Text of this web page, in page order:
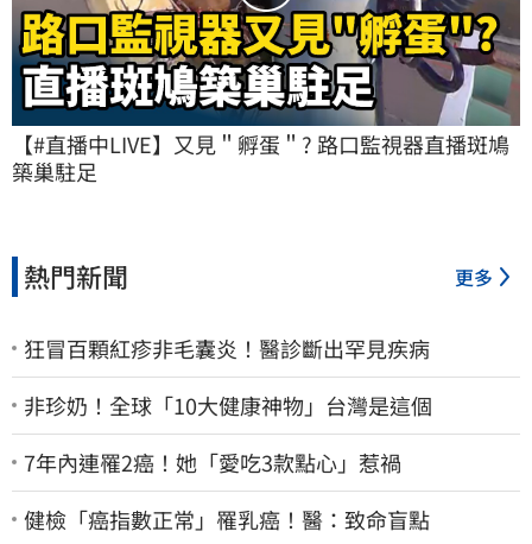
【#直播中LIVE】又見＂孵蛋＂? 路口監視器直播斑鳩
築巢駐足
熱門新聞 更多
狂冒百顆紅疹非毛囊炎！醫診斷出罕見疾病
非珍奶！全球「10大健康神物」台灣是這個
7年內連罹2癌！她「愛吃3款點心」惹禍
健檢「癌指數正常」罹乳癌！醫：致命盲點